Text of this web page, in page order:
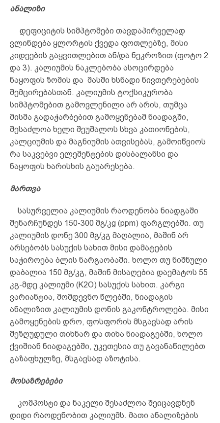
ანალიზი
დეფიციტის სიმპტომები თავდაპირველად
ვლინდება ყლორტის ქვედა ფოთლებზე, მისი
კიდეების გაყვითლებით ან/და ნეკროზით (ფოტო 2
და 3). კალიუმის ნაკლებობა ასოცირდება
ნაყოფის ზომის და მასში ხსნადი ნივთერებების
შემცირებასთან. კალიუმის ტოქსიკურობა
სიმპტომებით გამოვლენილი არ არის, თუმცა
მისმა გადაჭარბებით გამოყენებამ ნიადაგში,
შესაძლოა ხელი შეუშალოს სხვა კათიონების,
კალციუმის და მაგნიუმის ათვისებას, გამოიწვიოს
რა საკვებვი ელემენტების დისბალანსი და
ნაყოფის ხარისხის გაუარესება.
მართვა
სასურველია კალიუმის რაოდენობა ნიადგაში
შენარჩუნდეს 150-300 მგ/კg (ppm) ფარგლებში. თუ
კალიუმის დონე 300 მგ/კგ მაღალია, მაშინ არ
არსებობს სასუქის სახით მისი დამატების
საჭიროება ბლის ნარგაობაში. ხოლო თუ ნიშნული
დაბალია 150 მგ/კგ, მაშინ მისაღებია დაემატოს 55
კგ-მდე კალიუმი (K2O) სასუქის სახით. კარგი
ვარიანტია, მომდევნო წლებში, ნიადაგის
ანალიზით კალიუმის დონის გაკონტროლება. მისი
გამოყენების დრო, ფოსფორის მსგავსად არის
შეზღუდული თიხნარ და თიხა ნიადაგებში, ხოლო
ქვიშიან ნიადაგებში, უკეთესია თუ გავანაწილებთ
გაზაფხულზე, მსგავსად აზოტისა.
მოსაზრებები
კომპოსტი და ნაკელი შესაძლოა შეიცავდნენ
დიდი რაოდენობით კალიუმს. მათი ანალიზების